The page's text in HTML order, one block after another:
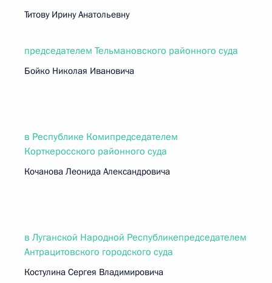
Титову Ирину Анатольевну
председателем Тельмановского районного суда
Бойко Николая Ивановича
в Республике Комипредседателем
Корткеросского районного суда
Кочанова Леонида Александровича
в Луганской Народной Республикепредседателем
Антрацитовского городского суда
Костулина Сергея Владимировича